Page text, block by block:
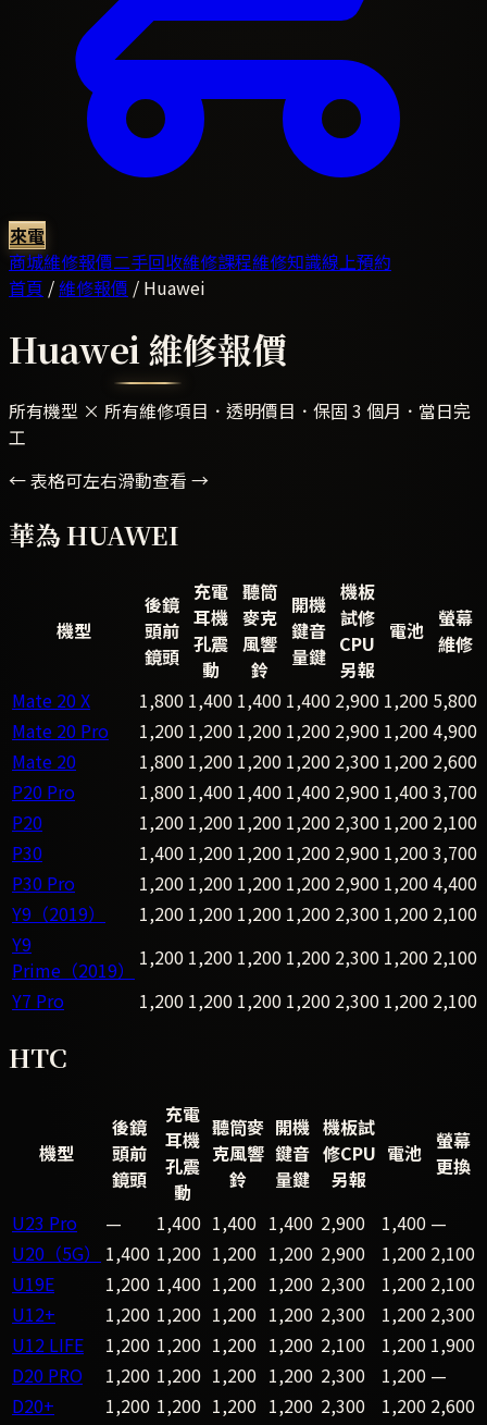
來電
商城維修報價二手回收維修課程維修知識線上預約
首頁 /維修報價 / Huawei
Huawei維修報價
所有機型 × 所有維修項目．透明價目．保固 3 個月．當日完
工
← 表格可左右滑動查看 →
華為 HUAWEI
機型
後鏡
頭前
鏡頭
充電
耳機
孔震
動
聽筒
麥克
風響
鈴
開機
鍵音
量鍵
機板
試修
CPU
另報
電池 螢幕
維修
Mate 20 X 1,800 1,400 1,400 1,400 2,900 1,200 5,800
Mate 20 Pro
1,200 1,200 1,200 1,200 2,900 1,2004,900
Mate 20
1,800 1,200 1,200 1,200 2,300 1,200 2,600
P20 Pro
1,800 1,400 1,400 1,400 2,900 1,4003,700
P20
1,200 1,200 1,200 1,200 2,300 1,200 2,100
P30
1,400 1,200 1,200 1,200 2,900 1,2003,700
P30 Pro
1,200 1,200 1,200 1,200 2,900 1,2004,400
Y9（2019）
1,200 1,200 1,200 1,200 2,300 1,200 2,100
Y9
Prime（2019）
1,200 1,200 1,200 1,200 2,300 1,200 2,100
Y7 Pro
1,200 1,200 1,200 1,200 2,300 1,200 2,100
HTC
機型
後鏡
頭前
鏡頭
充電
耳機
孔震
動
聽筒麥
克風響
鈴
開機
鍵音
量鍵
機板試
修CPU
另報
電池 螢幕
更換
U23 Pro — 1,400 1,400 1,400 2,900 1,400 —
U20（5G）
1,400 1,200 1,200 1,200 2,900 1,200 2,100
U19E
1,200 1,400 1,200 1,200 2,300 1,200 2,100
U12+
1,200 1,200 1,200 1,200 2,300 1,200 2,300
U12 LIFE
1,200 1,200 1,200 1,200 2,100 1,200 1,900
D20 PRO
1,200 1,200 1,200 1,200 2,300 1,200 —
D20+
1,200 1,200 1,200 1,200 2,300 1,200 2,600